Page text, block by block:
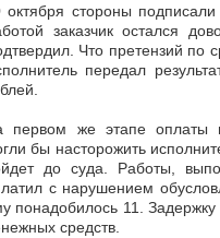
октября стороны
заказчик остался
Что претензий по
передал
первом же этапе оплаты
бы насторожить
до суда. Работы,
с нарушением
понадобилось 11. Задержку
средств.